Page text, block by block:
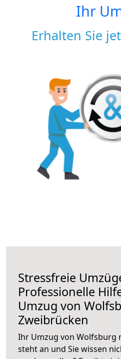
Ihr
Erhalten Sie
Stressfreie
Professionelle
Umzug von
Zweibrücken
Ihr Umzug von Wolfsburg
steht an und Sie wissen